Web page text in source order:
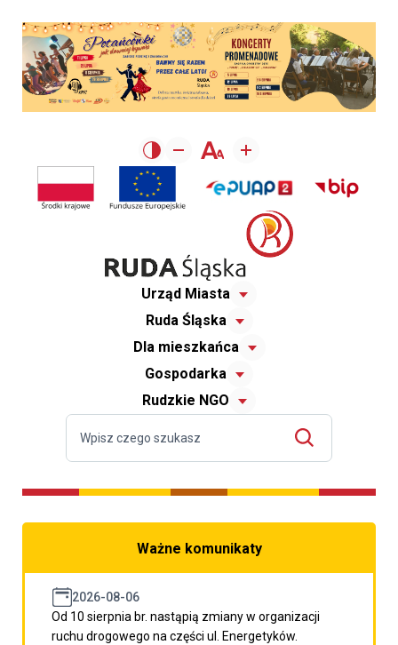
Urząd Miasta
Ruda Śląska
Dla mieszkańca
Gospodarka
Rudzkie NGO
Ważne komunikaty
2026-08-06
Od 10 sierpnia br. nastąpią zmiany w organizacji
ruchu drogowego na części ul. Energetyków.